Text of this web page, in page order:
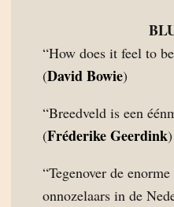
“How does it feel to
(David Bowie)
“Breedveld is een
(Fréderike Geerdink)
“Tegenover de
onnozelaars in de